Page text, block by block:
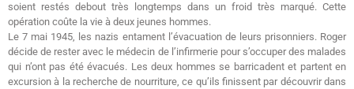
soient restés debout très longtemps dans un froid très marqué. Cette
opération coûte la vie à deux jeunes hommes.
Le 7 mai 1945, les nazis entament l’évacuation de leurs prisonniers. Roger
décide de rester avec le médecin de l’infirmerie pour s’occuper des malades
qui n’ont pas été évacués. Les deux hommes se barricadent et partent en
excursion à la recherche de nourriture, ce qu’ils finissent par découvrir dans